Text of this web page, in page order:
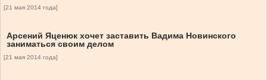
[21 мая 2014 года]
Арсений Яценюк хочет заставить Вадима Новинского
заниматься своим делом
[21 мая 2014 года]